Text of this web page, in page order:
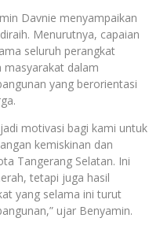
Davnie menyampaikan
Menurutnya, capaian
seluruh perangkat
masyarakat dalam
yang berorientasi
motivasi bagi kami untuk
kemiskinan dan
Tangerang Selatan. Ini
tetapi juga hasil
yang selama ini turut
ujar Benyamin.